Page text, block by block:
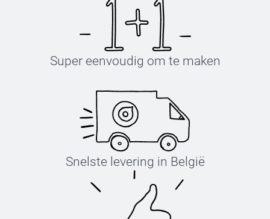
Super eenvoudig om te maken
Snelste levering in België